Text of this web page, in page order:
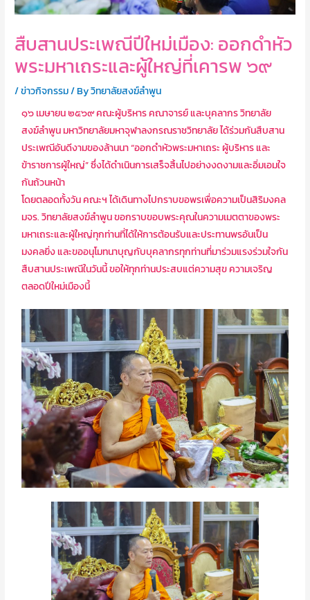
สืบสานประเพณีปีใหม่เมือง: ออกดำหัว
พระมหาเถระและผู้ใหญ่ที่เคารพ ๖๙
/ข่าวกิจกรรม/ Byวิทยาลัยสงฆ์ลำพูน
๑๖ เมษายน ๒๕๖๙ คณะผู้บริหาร คณาจารย์ และบุคลากร วิทยาลัย
สงฆ์ลำพูน มหาวิทยาลัยมหาจุฬาลงกรณราชวิทยาลัย ได้ร่วมกันสืบสาน
ประเพณีอันดีงามของล้านนา “ออกดำหัวพระมหาเถระ ผู้บริหาร และ
ข้าราชการผู้ใหญ่” ซึ่งได้ดำเนินการเสร็จสิ้นไปอย่างงดงามและอิ่มเอมใจ
กันถ้วนหน้า
โดยตลอดทั้งวัน คณะฯ ได้เดินทางไปกราบขอพรเพื่อความเป็นสิริมงคล
มจร. วิทยาลัยสงฆ์ลำพูน ขอกราบขอบพระคุณในความเมตตาของพระ
มหาเถระและผู้ใหญ่ทุกท่านที่ได้ให้การต้อนรับและประทานพรอันเป็น
มงคลยิ่ง และขออนุโมทนาบุญกับบุคลากรทุกท่านที่มาร่วมแรงร่วมใจกัน
สืบสานประเพณีในวันนี้ ขอให้ทุกท่านประสบแต่ความสุข ความเจริญ
ตลอดปีใหม่เมืองนี้